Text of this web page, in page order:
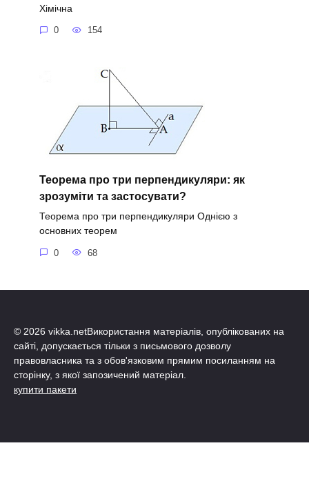
Хімічна
0 154
Теорема про три перпендикуляри: як
зрозуміти та застосувати?
Теорема про три перпендикуляри Однією з
основних теорем
0 68
© 2026 vikka.netВикористання матеріалів, опублікованих на
сайті, допускається тільки з письмового дозволу
правовласника та з обов'язковим прямим посиланням на
сторінку, з якої запозичений матеріал.
купити пакети